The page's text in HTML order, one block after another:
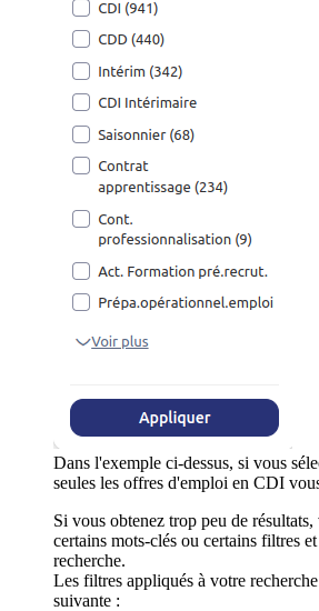
Dans l'exemple ci-dessus, si vous
seules les offres d'emploi en CDI
Si vous obtenez trop peu de
certains mots-clés ou certains filtres
recherche.
Les filtres appliqués à votre
suivante :